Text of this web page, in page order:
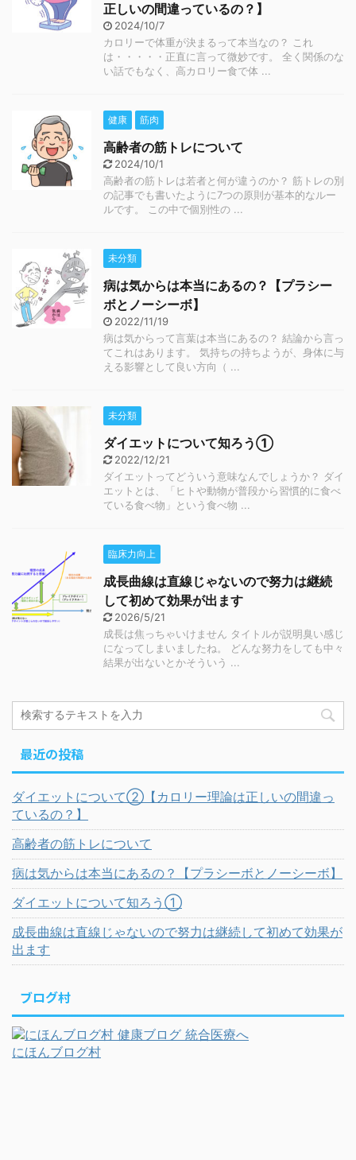
正しいの間違っているの？】
2024/10/7
カロリーで体重が決まるって本当なの？ これ
は・・・・・正直に言って微妙です。 全く関係のな
い話でもなく、高カロリー食で体 ...
健康 筋肉
高齢者の筋トレについて
2024/10/1
高齢者の筋トレは若者と何が違うのか？ 筋トレの別
の記事でも書いたように7つの原則が基本的なルー
ルです。 この中で個別性の ...
未分類
病は気からは本当にあるの？【プラシー
ボとノーシーボ】
2022/11/19
病は気からって言葉は本当にあるの？ 結論から言っ
てこれはあります。 気持ちの持ちようが、身体に与
える影響として良い方向（ ...
未分類
ダイエットについて知ろう①
2022/12/21
ダイエットってどういう意味なんでしょうか？ ダイ
エットとは、「ヒトや動物が普段から習慣的に食べ
ている食べ物」という食べ物 ...
臨床力向上
成長曲線は直線じゃないので努力は継続
して初めて効果が出ます
2026/5/21
成長は焦っちゃいけません タイトルが説明臭い感じ
になってしまいましたね。 どんな努力をしても中々
結果が出ないとかそういう ...
最近の投稿
ダイエットについて②【カロリー理論は正しいの間違っ
ているの？】
高齢者の筋トレについて
病は気からは本当にあるの？【プラシーボとノーシーボ】
ダイエットについて知ろう①
成長曲線は直線じゃないので努力は継続して初めて効果が
出ます
ブログ村
にほんブログ村